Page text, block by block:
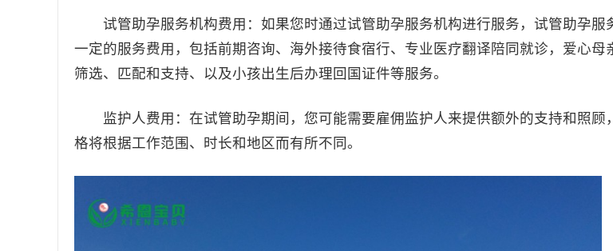
试管助孕服务机构费用：如果您时通过试管助孕服务机构进行服务，试管助孕服
一定的服务费用，包括前期咨询、海外接待食宿行、专业医疗翻译陪同就诊，爱心母
筛选、匹配和支持、以及小孩出生后办理回国证件等服务。
监护人费用：在试管助孕期间，您可能需要雇佣监护人来提供额外的支持和照顾
格将根据工作范围、时长和地区而有所不同。